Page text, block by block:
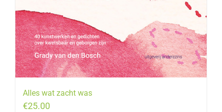
Alles wat zacht was
€25.00